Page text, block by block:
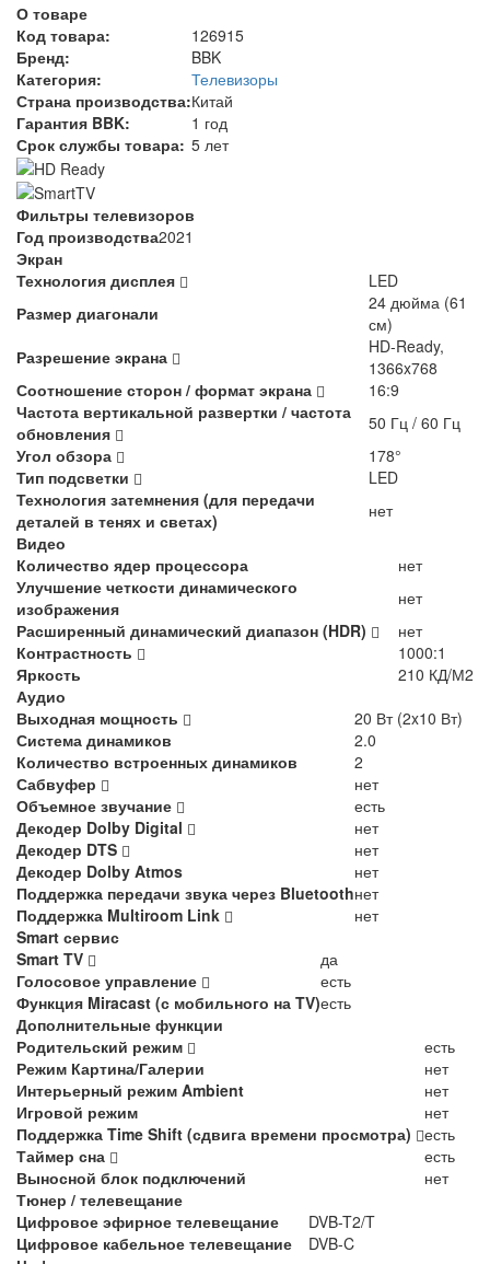
О товаре
Код товара:
126915
Бренд:
BBK
Категория:
Телевизоры
Страна производства:Китай
Гарантия BBK:
1 год
Срок службы товара: 5 лет
Фильтры телевизоров
Год производства2021
Экран
Технология дисплея
LED
Размер диагонали
24 дюйма (61
см)
Разрешение экрана
HD-Ready,
1366x768
Соотношение сторон / формат экрана
16:9
Частота вертикальной развертки / частота
обновления
50 Гц / 60 Гц
Угол обзора
178°
Тип подсветки
LED
Технология затемнения (для передачи
деталей в тенях и светах)
нет
Видео
Количество ядер процессора
нет
Улучшение четкости динамического
изображения
нет
Расширенный динамический диапазон (HDR)
нет
Контрастность
1000:1
Яркость
210 КД/М2
Аудио
Выходная мощность
20 Вт (2x10 Вт)
Система динамиков
2.0
Количество встроенных динамиков
2
Сабвуфер
нет
Объемное звучание
есть
Декодер Dolby Digital
нет
Декодер DTS
нет
Декодер Dolby Atmos
нет
Поддержка передачи звука через Bluetoothнет
Поддержка Multiroom Link
нет
Smart сервис
Smart TV
да
Голосовое управление
есть
Функция Miracast (с мобильного на TV)есть
Дополнительные функции
Родительский режим
есть
Режим Картина/Галерии
нет
Интерьерный режим Ambient
нет
Игровой режим
нет
Поддержка Time Shift (сдвига времени просмотра)
есть
Таймер сна
есть
Выносной блок подключений
нет
Тюнер / телевещание
Цифровое эфирное телевещание
DVB-T2/T
Цифровое кабельное телевещание
DVB-C